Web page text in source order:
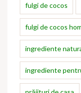
fulgi de cocos
fulgi de cocos
ingrediente
ingrediente